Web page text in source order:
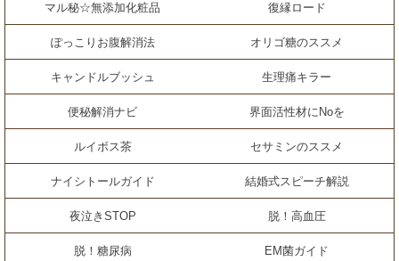
マル秘☆無添加化粧品 復縁ロード
ぽっこりお腹解消法 オリゴ糖のススメ
キャンドルブッシュ 生理痛キラー
便秘解消ナビ 界面活性材にNoを
ルイボス茶 セサミンのススメ
ナイシトールガイド 結婚式スピーチ解説
夜泣きSTOP 脱！高血圧
脱！糖尿病 EM菌ガイド